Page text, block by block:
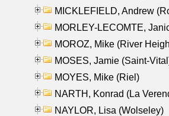
MICKLEFIELD, Andrew
MORLEY-LECOMTE,
MOROZ, Mike (River
MOSES, Jamie (Saint-
MOYES, Mike (Riel)
NARTH, Konrad (La
NAYLOR, Lisa (Wolseley)